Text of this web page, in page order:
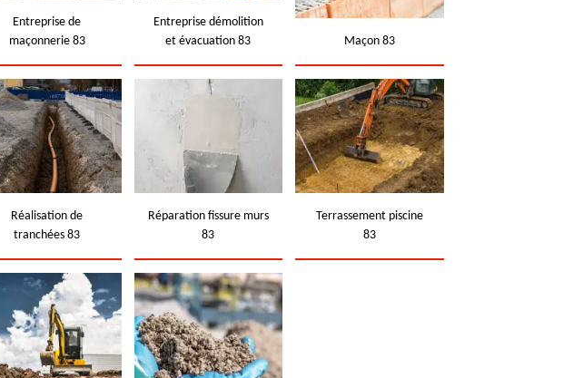
Entreprise de
maçonnerie 83
Entreprise démolition
et évacuation 83
Maçon 83
Réalisation de
tranchées 83
Réparation fissure murs
83
Terrassement piscine
83